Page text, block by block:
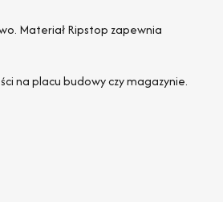
Materiał Ripstop zapewnia
na placu budowy czy magazynie.